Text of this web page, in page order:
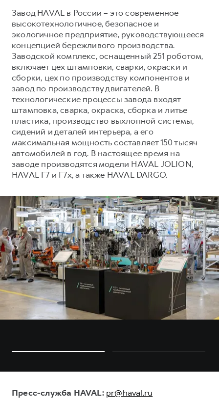
Завод HAVAL в России – это современное
высокотехнологичное, безопасное и
экологичное предприятие, руководствующееся
концепцией бережливого производства.
Заводской комплекс, оснащенный 251 роботом,
включает цех штамповки, сварки, окраски и
сборки, цех по производству компонентов и
завод по производству двигателей. В
технологические процессы завода входят
штамповка, сварка, окраска, сборка и литье
пластика, производство выхлопной системы,
сидений и деталей интерьера, а его
максимальная мощность составляет 150 тысяч
автомобилей в год. В настоящее время на
заводе производятся модели HAVAL JOLION,
HAVAL F7 и F7x, а также HAVAL DARGO.
Пресс-служба HAVAL: pr@haval.ru